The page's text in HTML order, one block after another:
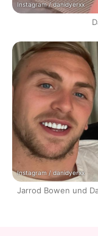
Instagram / danidyerxx
Instagram / danidyerxx
Jarrod Bowen und